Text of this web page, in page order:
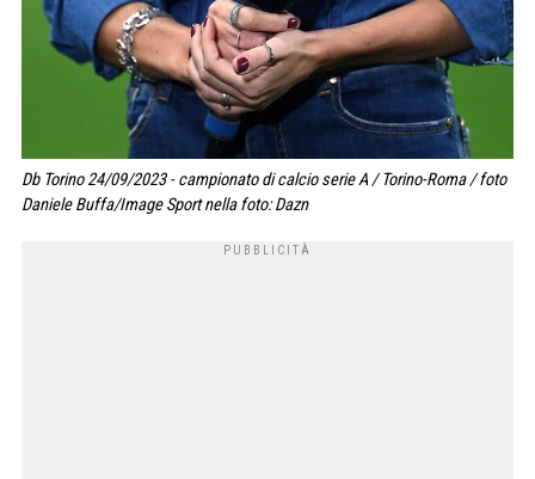
Db Torino 24/09/2023 - campionato di calcio serie A / Torino-Roma / foto
Daniele Buffa/Image Sport nella foto: Dazn